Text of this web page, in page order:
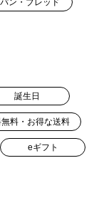
パン・ブレッド
誕生日
料・お得な送料
eギフト